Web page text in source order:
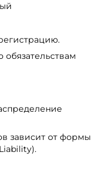
обязательствам
зависит от формы